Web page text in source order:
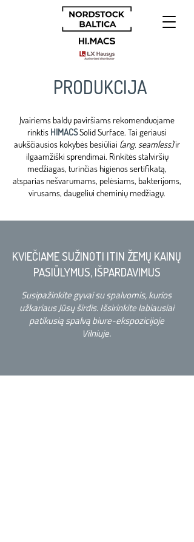
PRODUKCIJA
Įvairiems baldų paviršiams rekomenduojame
rinktis HIMACSSolid Surface. Tai geriausi
aukščiausios kokybės besiūliai (ang. seamless)ir
ilgaamžiški sprendimai. Rinkitės stalviršių
medžiagas, turinčias higienos sertifikatą,
atsparias nešvarumams, pelėsiams, bakterijoms,
virusams, daugeliui cheminių medžiagų.
KVIEČIAME SUŽINOTI ITIN ŽEMŲ KAINŲ
PASIŪLYMUS, IŠPARDAVIMUS
Susipažinkite gyvai su spalvomis, kurios
užkariaus Jūsų širdis. Išsirinkite labiausiai
patikusią spalvą biure-ekspozicijoje
Vilniuje.